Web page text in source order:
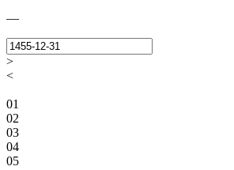
—
>
<
01
02
03
04
05